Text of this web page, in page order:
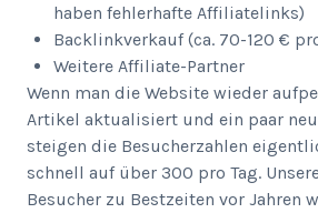
haben fehlerhafte Affiliatelinks)
Backlinkverkauf (ca. 70-120 €
Weitere Affiliate-Partner
Wenn man die Website wieder
Artikel aktualisiert und ein paar
steigen die Besucherzahlen
schnell auf über 300 pro Tag.
Besucher zu Bestzeiten vor Jahren